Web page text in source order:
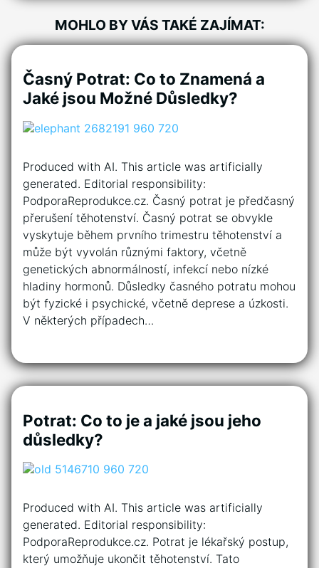
MOHLO BY VÁS TAKÉ ZAJÍMAT:
Časný Potrat: Co to Znamená a
Jaké jsou Možné Důsledky?
Produced with AI. This article was artificially
generated. Editorial responsibility:
PodporaReprodukce.cz. Časný potrat je předčasný
přerušení těhotenství. Časný potrat se obvykle
vyskytuje během prvního trimestru těhotenství a
může být vyvolán různými faktory, včetně
genetických abnormálností, infekcí nebo nízké
hladiny hormonů. Důsledky časného potratu mohou
být fyzické i psychické, včetně deprese a úzkosti.
V některých případech…
Potrat: Co to je a jaké jsou jeho
důsledky?
Produced with AI. This article was artificially
generated. Editorial responsibility:
PodporaReprodukce.cz. Potrat je lékařský postup,
který umožňuje ukončit těhotenství. Tato